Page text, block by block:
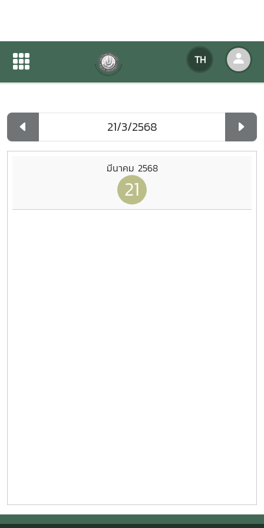
TH
ปฏิทินกิจกรรมของหน่วยงาน
ปฏิทินกิจกรรมของหน่วยงาน
มีนาคม 2568
21